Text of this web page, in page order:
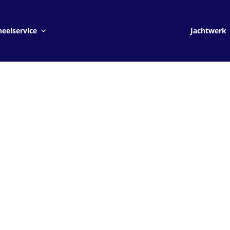
Jachtwerk